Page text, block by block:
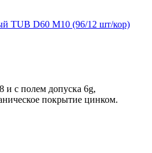
TUB D60 M10 (96/12 шт/кор)
и с полем допуска 6g,
покрытие цинком.